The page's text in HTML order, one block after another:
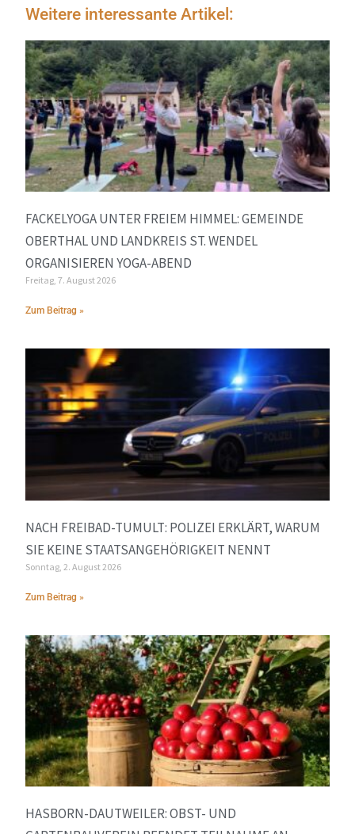
Weitere interessante Artikel:
FACKELYOGA UNTER FREIEM HIMMEL: GEMEINDE
OBERTHAL UND LANDKREIS ST. WENDEL
ORGANISIEREN YOGA-ABEND
Freitag, 7. August 2026
Zum Beitrag »
NACH FREIBAD-TUMULT: POLIZEI ERKLÄRT, WARUM
SIE KEINE STAATSANGEHÖRIGKEIT NENNT
Sonntag, 2. August 2026
Zum Beitrag »
HASBORN-DAUTWEILER: OBST- UND